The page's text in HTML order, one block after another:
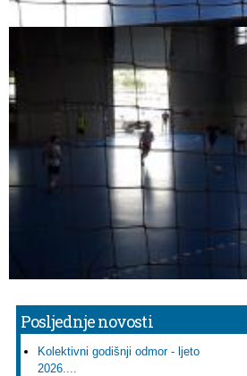
Posljednje novosti
Kolektivni godišnji odmor - ljeto
2026....